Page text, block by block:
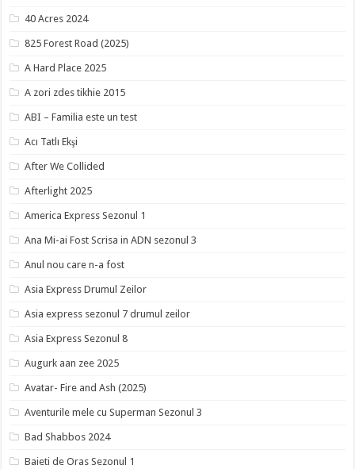
40 Acres 2024
825 Forest Road (2025)
A Hard Place 2025
A zori zdes tikhie 2015
ABI – Familia este un test
Acı Tatlı Ekşi
After We Collided
Afterlight 2025
America Express Sezonul 1
Ana Mi-ai Fost Scrisa in ADN sezonul 3
Anul nou care n-a fost
Asia Express Drumul Zeilor
Asia express sezonul 7 drumul zeilor
Asia Express Sezonul 8
Augurk aan zee 2025
Avatar- Fire and Ash (2025)
Aventurile mele cu Superman Sezonul 3
Bad Shabbos 2024
Baieti de Oras Sezonul 1